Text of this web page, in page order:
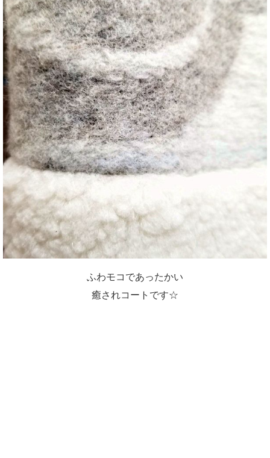
ふわモコであったかい
癒されコートです☆